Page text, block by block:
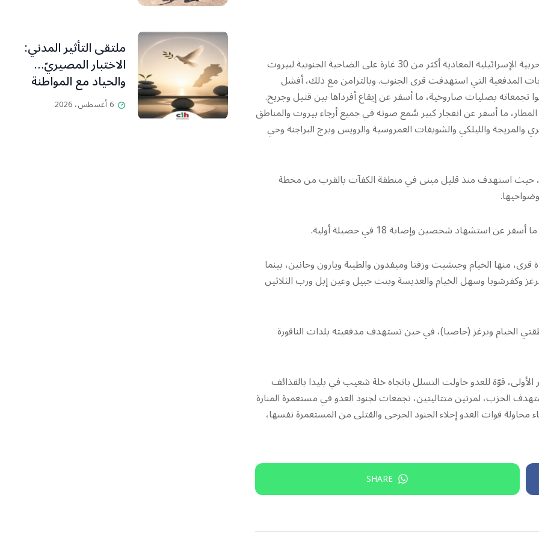
في ليلة هي الأعنف منذ بداية العدوان على لبنان، شنّت الطائرات الحربية الإسرائيلية المعادية أكثر من 30 غارة على الضاحية الجنوبية لبيروت
المدفعية التي استهدفت قرى الجنوب. وبالتزامن مع ذلك، أفشل
تجمعاته بصليات صاروخية، ما أسفر عن إيقاع أفرداها بين قتيل وجريح.
ما أسفر عن انفجار كبير سُمع صوته في جميع أرجاء بيروت والمناطق
والليلكي والشويفات العمروسية والرويس وبرج البراجنة وحي
حيث استهدف منذ قليل مبنى في منطقة الكفآت بالقرب من محطة
منها الخيام وجبشيت وزفتا وميفدون والطيبة ويارون وحانين، بينما
وكفرشوبا وسهل الخيام والعديسة وبنت جبيل وعين إبل ورب الثلاثين
الخيام وبرغز (حاصيا)، في حين تستهدف مدفعيته بلدات الناقورة
قوّة للعدو حاولت التسلل باتجاه خلة شعيب في بليدا بالقذائف
الحزب، لمرتين متتاليتين، تجمعات لجنود العدو في مستعمرة المنارة
قوات العدو إجلاء الجنود الجرحى والقتلى من المستعمرة نفسها،
SHARE
ملتقى التأثير المدني:
الاختبار المصيريّ…
والحياد مع المواطنة
بوصلة
6 أغسطس، 2026